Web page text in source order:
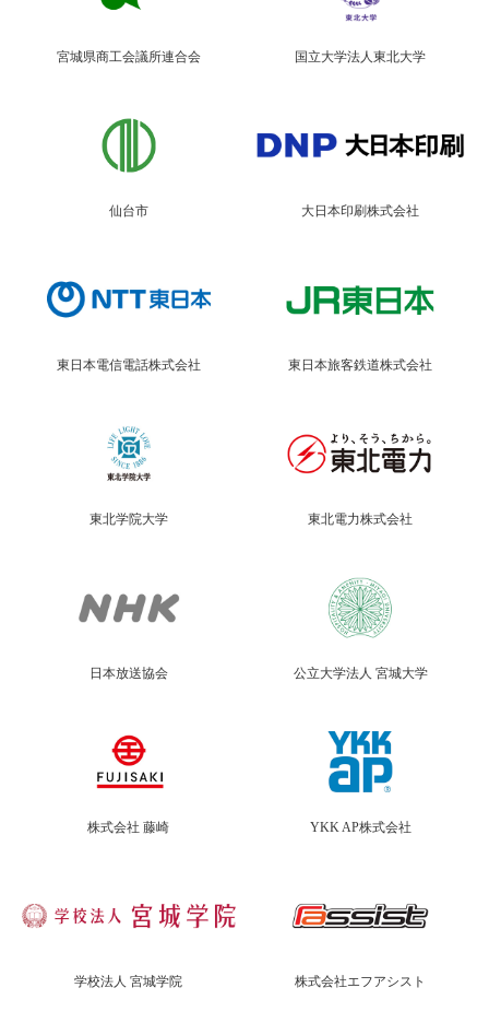
宮城県商工会議所連合会 国立大学法人東北大学
仙台市 大日本印刷株式会社
東日本電信電話株式会社 東日本旅客鉄道株式会社
東北学院大学 東北電力株式会社
日本放送協会 公立大学法人 宮城大学
株式会社 藤崎 YKK AP株式会社
学校法人 宮城学院 株式会社エフアシスト